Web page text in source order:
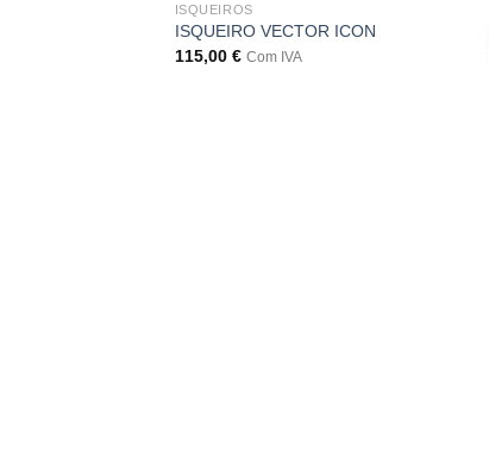
ISQUEIROS
ISQUEIRO VECTOR ICON
115,00 € Com IVA